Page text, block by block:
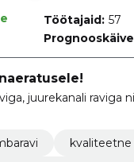
Töötajaid: 57
juurekanali raviga